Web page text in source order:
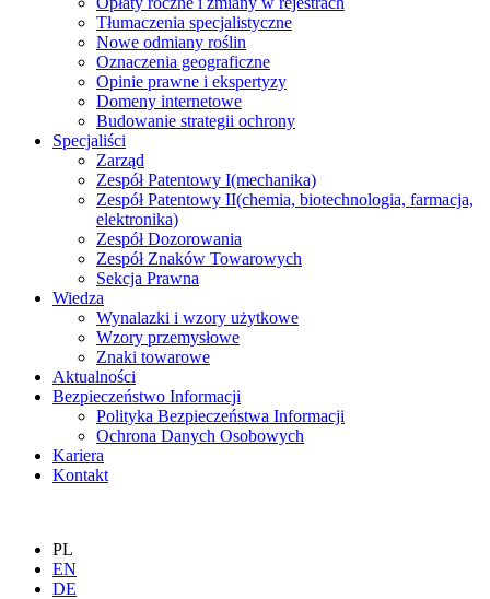
Tłumaczenia specjalistyczne
Nowe odmiany roślin
Oznaczenia geograficzne
Opinie prawne i ekspertyzy
Domeny internetowe
Budowanie strategii ochrony
Specjaliści
Zarząd
Zespół Patentowy I(mechanika)
Zespół Patentowy II(chemia, biotechnologia, farmacja,
elektronika)
Zespół Dozorowania
Zespół Znaków Towarowych
Sekcja Prawna
Wiedza
Wynalazki i wzory użytkowe
Wzory przemysłowe
Znaki towarowe
Aktualności
Bezpieczeństwo Informacji
Polityka Bezpieczeństwa Informacji
Ochrona Danych Osobowych
Kariera
Kontakt
PL
EN
DE